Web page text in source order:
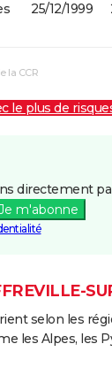
25/12/1999
la CCR
le plus de
directement
m'abonne
selon les
les Alpes, les